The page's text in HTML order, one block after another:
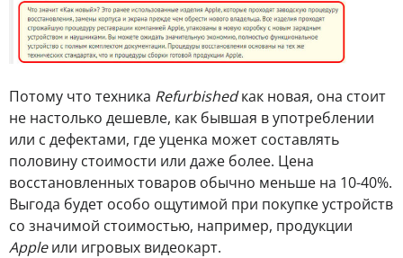
Потому что техника Refurbishedкак новая, она стоит
не настолько дешевле, как бывшая в употреблении
или с дефектами, где уценка может составлять
половину стоимости или даже более. Цена
восстановленных товаров обычно меньше на 10-40%.
Выгода будет особо ощутимой при покупке устройств
со значимой стоимостью, например, продукции
Appleили игровых видеокарт.